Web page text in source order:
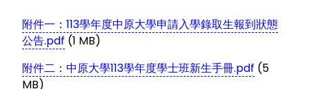
附件一：113學年度中原大學申請入學錄取生報到狀態
公告.pdf (1 MB)
附件二：中原大學113學年度學士班新生手冊.pdf (5
MB)